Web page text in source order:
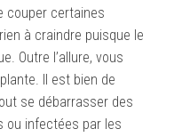
couper certaines
à craindre puisque le
Outre l’allure, vous
Il est bien de
se débarrasser des
ou infectées par les